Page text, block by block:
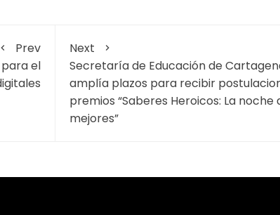
Prev
el
Next
Secretaría de Educación de
amplía plazos para recibir
premios “Saberes Heroicos: La noche
mejores”